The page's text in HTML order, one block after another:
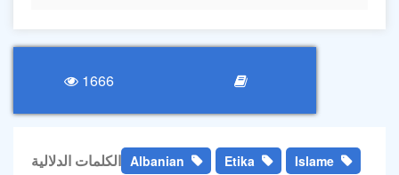
1666
الكلمات الدلالية Albanian Etika
Islame